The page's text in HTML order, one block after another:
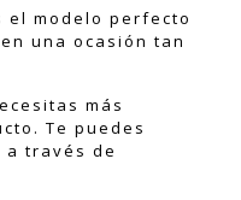
el modelo perfecto
una ocasión tan
más
Te puedes
a través de